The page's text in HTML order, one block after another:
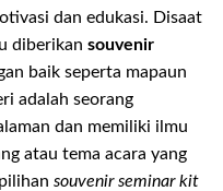
dan edukasi. Disaat
diberikan souvenir
baik seperta mapaun
adalah seorang
dan memiliki ilmu
atau tema acara yang
souvenir seminar kit